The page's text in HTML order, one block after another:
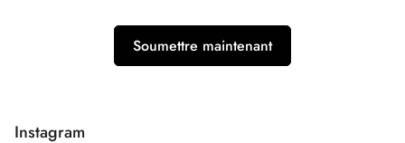
Instagram